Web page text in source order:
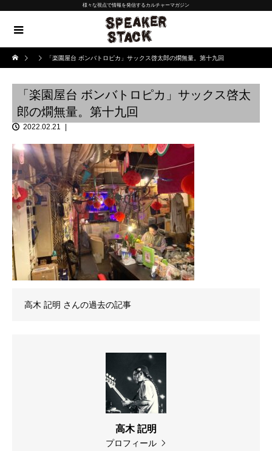
様々な視点で情報を発信するカルチャーマガジン
「楽園屋台 ボンバトロピカ」サックス啓太郎の燗無量。第十九回
「楽園屋台 ボンバトロピカ」サックス啓太
郎の燗無量。第十九回
2022.02.21
高木 記明 さんの過去の記事
高木 記明
プロフィール